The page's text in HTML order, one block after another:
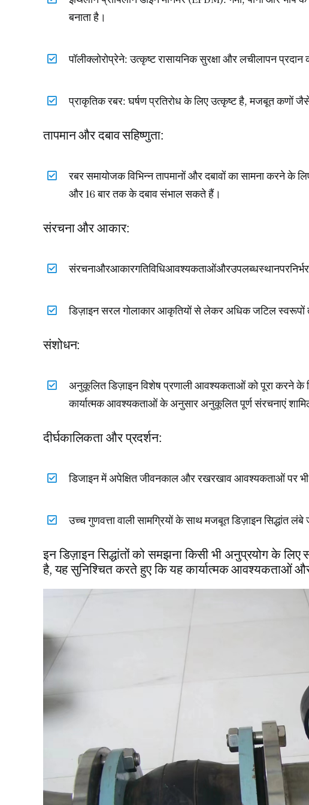
बनाता है।
पॉलीक्लोरोप्रेने:उत्कृष्ट रासायनिक सुरक्षा और लचीलापन प्रदान
प्राकृतिक रबर:घर्षण प्रतिरोध के लिए उत्कृष्ट है,मजबूत कणों जैसे
तापमान और दबाव सहिष्णुता:
रबर समायोजक विभिन्न तापमानों और दबावों का सामना करने के
और16बार तक के दबाव संभाल सकते हैं।
संरचना और आकार:
डिज़ाइन सरल गोलाकार आकृतियों से लेकर अधिक जटिल
संशोधन:
अनुकूलित डिज़ाइन विशेष प्रणाली आवश्यकताओं को पूरा करने के
कार्यात्मक आवश्यकताओं के अनुसार अनुकूलित पूर्ण संरचनाएं
दीर्घकालिकता और प्रदर्शन:
डिजाइन में अपेक्षित जीवनकाल और रखरखाव आवश्यकताओं पर भी
उच्च गुणवत्ता वाली सामग्रियों के साथ मजबूत डिज़ाइन
इन डिज़ाइन सिद्धांतों को समझना किसी भी अनुप्रयोग के
है,यह सुनिश्चित करते हुए कि यह कार्यात्मक आवश्यकताओं और